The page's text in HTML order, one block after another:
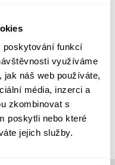
poskytování funkcí
využíváme
jak náš web používáte,
média, inzerci a
zkombinovat s
poskytli nebo které
jejich služby.